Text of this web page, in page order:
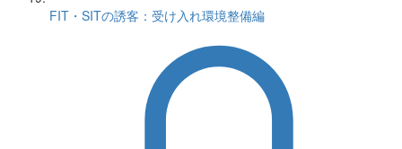
FIT・SITの誘客：受け入れ環境整備編